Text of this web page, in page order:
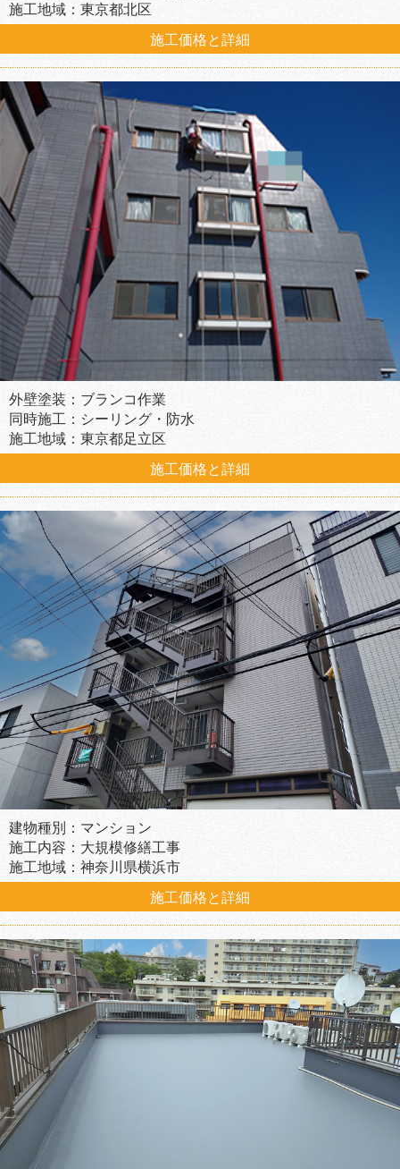
施工地域：東京都北区
施工価格と詳細
外壁塗装：ブランコ作業
同時施工：シーリング・防水
施工地域：東京都足立区
施工価格と詳細
建物種別：マンション
施工内容：大規模修繕工事
施工地域：神奈川県横浜市
施工価格と詳細